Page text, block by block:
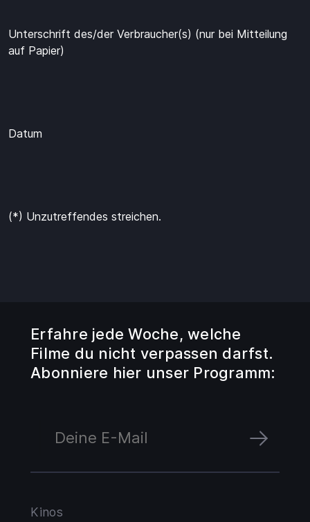
Unterschrift des/der Verbraucher(s) (nur bei Mitteilung
auf Papier)
Datum
(*) Unzutreffendes streichen.
Erfahre jede Woche, welche
Filme du nicht verpassen darfst.
Abonniere hier unser Programm:
Kinos